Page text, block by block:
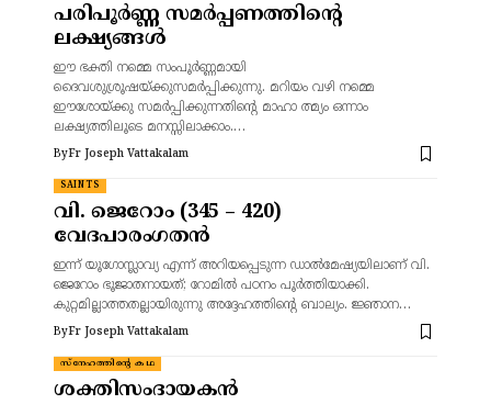
പരിപൂർണ്ണ സമർപ്പണത്തിന്റെ
ലക്ഷ്യങ്ങൾ
ഈ ഭക്തി നമ്മെ സംപൂർണ്ണമായി
ദൈവശുശ്രൂഷയ്ക്കുസമർപ്പിക്കുന്നു. മറിയം വഴി നമ്മെ
ഈശോയ്ക്കു സമർപ്പിക്കുന്നതിന്റെ മാഹാ ത്മ്യം ഒന്നാം
ലക്ഷ്യത്തിലൂടെ മനസ്സിലാക്കാം.…
ByFr Joseph Vattakalam
SAINTS
വി. ജെറോം (345 – 420)
വേദപാരംഗതൻ
ഇന്ന് യൂഗോസ്ലാവ്യ എന്ന് അറിയപ്പെടുന്ന ഡാൽമേഷ്യയിലാണ് വി.
ജെറോം ഭൂജാതനായത്; റോമിൽ പഠനം പൂർത്തിയാക്കി.
കുറ്റമില്ലാത്തതല്ലായിരുന്നു അദ്ദേഹത്തിന്റെ ബാല്യം. ജ്ഞാന…
ByFr Joseph Vattakalam
സ്നേഹത്തിന്റെ കഥ
ശക്തിസംദായകൻ